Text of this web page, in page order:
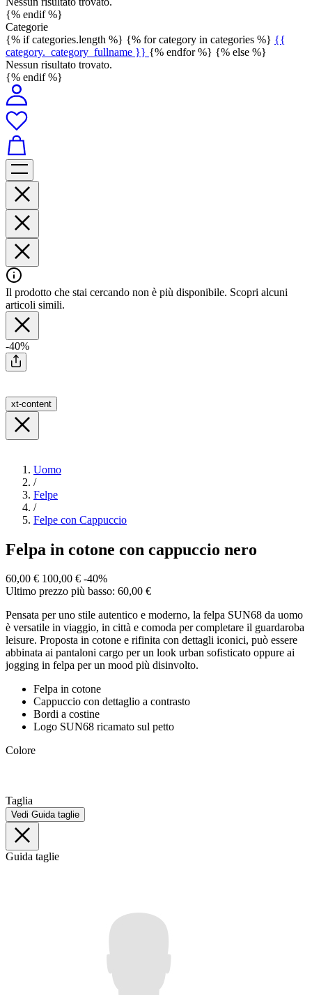
{% endif %}
Categorie
{% if categories.length %} {% for category in categories %} {{
category._category_fullname }} {% endfor %} {% else %}
Nessun risultato trovato.
{% endif %}
Il prodotto che stai cercando non è più disponibile. Scopri alcuni
articoli simili.
-40%
xt-content
Uomo
/
Felpe
/
Felpe con Cappuccio
Felpa in cotone con cappuccio nero
60,00 € 100,00 € -40%
Ultimo prezzo più basso: 60,00 €
Pensata per uno stile autentico e moderno, la felpa SUN68 da uomo
è versatile in viaggio, in città e comoda per completare il guardaroba
leisure. Proposta in cotone e rifinita con dettagli iconici, può essere
abbinata ai pantaloni cargo per un look urban sofisticato oppure ai
jogging in felpa per un mood più disinvolto.
Felpa in cotone
Cappuccio con dettaglio a contrasto
Bordi a costine
Logo SUN68 ricamato sul petto
Colore
Taglia
Vedi Guida taglie
Guida taglie